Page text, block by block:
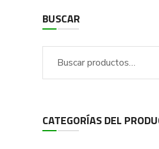
BUSCAR
CATEGORÍAS DEL